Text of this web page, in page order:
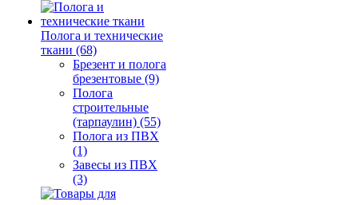
Полога и технические
ткани (68)
Брезент и полога
брезентовые (9)
Полога
строительные
(тарпаулин) (55)
Полога из ПВХ
(1)
Завесы из ПВХ
(3)